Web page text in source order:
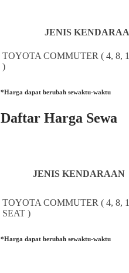
JENIS
TOYOTA COMMUTER ( 4, 8,
)
*Harga dapat berubah sewaktu-waktu
Daftar Harga Sewa
JENIS KENDARAAN
TOYOTA COMMUTER ( 4, 8,
SEAT )
*Harga dapat berubah sewaktu-waktu